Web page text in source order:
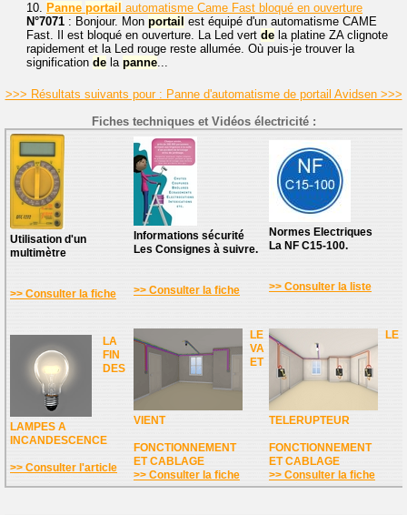
10. Panne portail automatisme Came Fast bloqué en ouverture
N°7071 : Bonjour. Mon portail est équipé d'un automatisme CAME
Fast. Il est bloqué en ouverture. La Led vert de la platine ZA clignote
rapidement et la Led rouge reste allumée. Où puis-je trouver la
signification de la panne...
>>> Résultats suivants pour : Panne d'automatisme de portail Avidsen >>>
Fiches techniques et Vidéos électricité :
Utilisation d'un
multimètre
>> Consulter la fiche
Informations sécurité
Les Consignes à suivre.
>> Consulter la fiche
Normes Electriques
La NF C15-100.
>> Consulter la liste
LA
FIN
DES
LAMPES A
INCANDESCENCE
>> Consulter l'article
LE
VA
ET
VIENT
FONCTIONNEMENT
ET CABLAGE
>> Consulter la fiche
LE
TELERUPTEUR
FONCTIONNEMENT
ET CABLAGE
>> Consulter la fiche